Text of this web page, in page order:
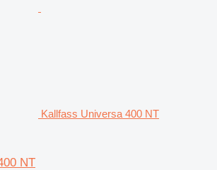
Kallfass Universa 400 NT
NT